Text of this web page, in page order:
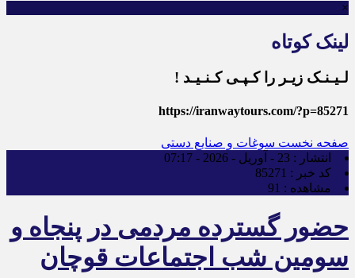
×
لینک کوتاه
لـیـنـک زیـر را کـپـی کـنـیـد !
https://iranwaytours.com/?p=85271
صفحه نخست سوغات و صنایع دستی
انتشار : 23 - آوریل - 2026 - 07:17
کد خبر : 85271
مشاهده : 91
حضور گسترده مردمی در پنجاه و
سومین شب اجتماعات قوچان